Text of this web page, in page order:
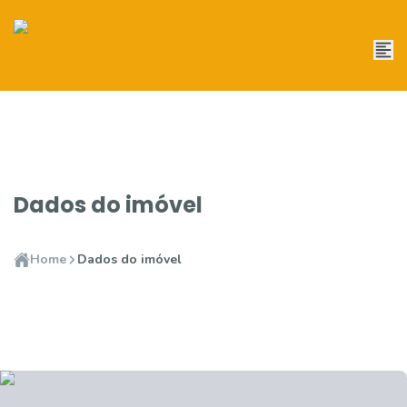
Dados do imóvel
Home Dados do imóvel